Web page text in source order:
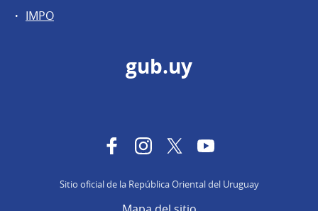
IMPO
gub.uy
FacebookInstagram
TwitterYouTube
Sitio oficial de la República Oriental del Uruguay